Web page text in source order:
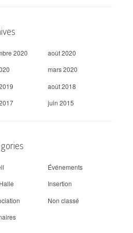
2020
août 2020
mars 2020
août 2018
juin 2015
Événements
Insertion
Non classé